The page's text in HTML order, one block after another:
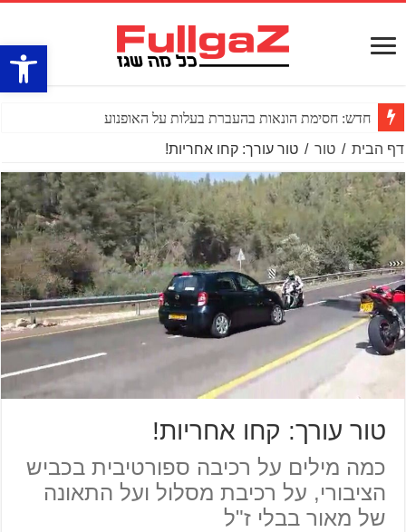
פתח
חדש: חסימת הונאות בהעברת בעלות על האופנוע
דף הבית / טור / טור עורך: קחו אחריות!
טור עורך: קחו אחריות!
כמה מילים על רכיבה ספורטיבית בכביש
הציבורי, על רכיבת מסלול ועל התאונה
של מאור בבלי ז"ל